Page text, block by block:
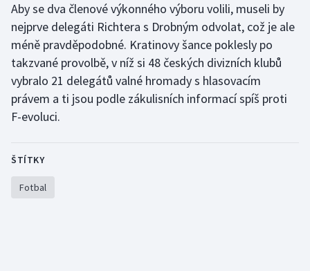
Lyže a snowboard
Moderní pětiboj
Motorsport
Parasport
Plavání
Aby se dva členové výkonného výboru volili, museli by
nejprve delegáti Richtera s Drobným odvolat, což je ale
méně pravděpodobné. Kratinovy šance poklesly po
takzvané provolbě, v níž si 48 českých divizních klubů
vybralo 21 delegátů valné hromady s hlasovacím
právem a ti jsou podle zákulisních informací spíš proti
F-evoluci.
ŠTÍTKY
Fotbal